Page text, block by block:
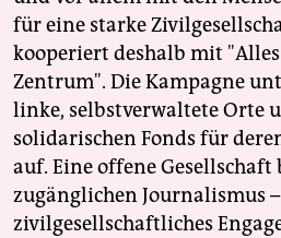
für eine starke
kooperiert deshalb mit
Zentrum". Die Kampagne
linke, selbstverwaltete Orte
solidarischen Fonds für
auf. Eine offene
zugänglichen Journalismus
zivilgesellschaftliches